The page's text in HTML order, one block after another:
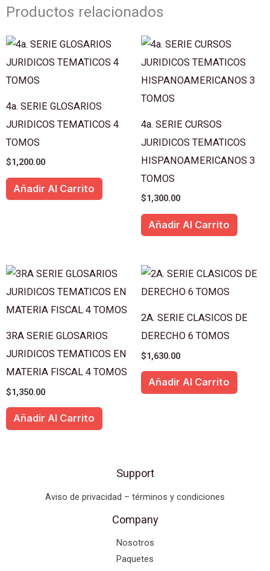
Productos relacionados
4a. SERIE GLOSARIOS
JURIDICOS TEMATICOS 4
TOMOS
$1,200.00
Añadir Al Carrito
4a. SERIE CURSOS
JURIDICOS TEMATICOS
HISPANOAMERICANOS 3
TOMOS
$1,300.00
Añadir Al Carrito
3RA SERIE GLOSARIOS
JURIDICOS TEMATICOS EN
MATERIA FISCAL 4 TOMOS
$1,350.00
Añadir Al Carrito
2A. SERIE CLASICOS DE
DERECHO 6 TOMOS
$1,630.00
Añadir Al Carrito
Support
Aviso de privacidad – términos y condiciones
Company
Nosotros
Paquetes